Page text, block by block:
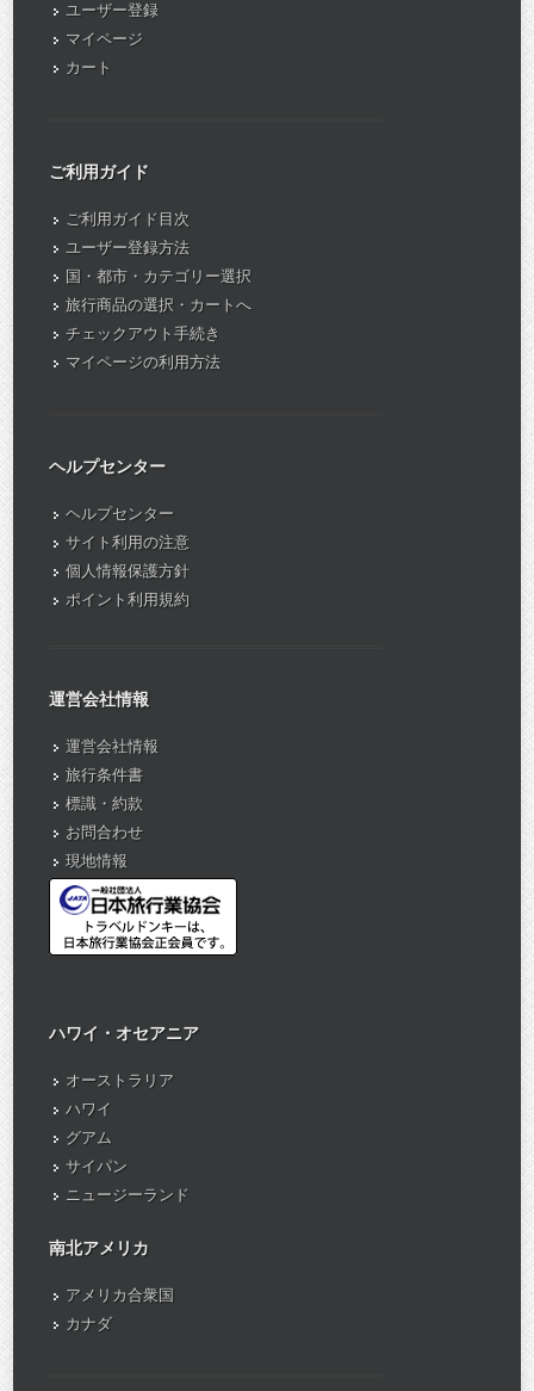
ユーザー登録
マイページ
カート
ご利用ガイド
ご利用ガイド目次
ユーザー登録方法
国・都市・カテゴリー選択
旅行商品の選択・カートへ
チェックアウト手続き
マイページの利用方法
ヘルプセンター
ヘルプセンター
サイト利用の注意
個人情報保護方針
ポイント利用規約
運営会社情報
運営会社情報
旅行条件書
標識・約款
お問合わせ
現地情報
ハワイ・オセアニア
オーストラリア
ハワイ
グアム
サイパン
ニュージーランド
南北アメリカ
アメリカ合衆国
カナダ